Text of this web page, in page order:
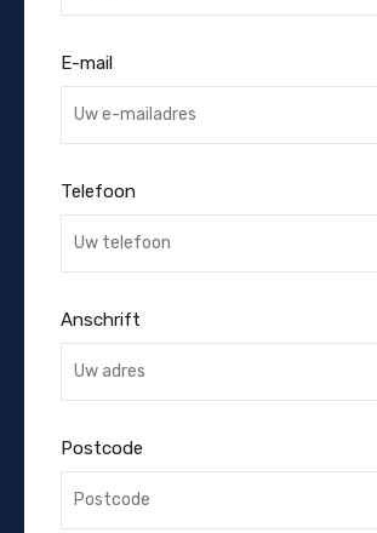
E-mail
Telefoon
Anschrift
Postcode